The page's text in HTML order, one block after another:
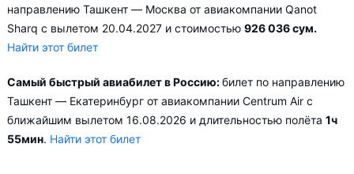
направлению Ташкент — Москва от авиакомпании Qanot
Sharq с вылетом 20.04.2027 и стоимостью 926 036 сум.
Найти этот билет
Самый быстрый авиабилет в Россию:билет по направлению
Ташкент — Екатеринбург от авиакомпании Centrum Air с
ближайшим вылетом 16.08.2026 и длительностью полёта 1ч
55мин. Найти этот билет